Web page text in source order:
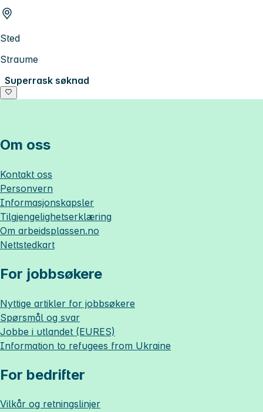
Sted
Straume
Superrask søknad
Om oss
Kontakt oss
Personvern
Informasjonskapsler
Tilgjengelighetserklæring
Om arbeidsplassen.no
Nettstedkart
For jobbsøkere
Nyttige artikler for jobbsøkere
Spørsmål og svar
Jobbe i utlandet (EURES)
Information to refugees from Ukraine
For bedrifter
Vilkår og retningslinjer